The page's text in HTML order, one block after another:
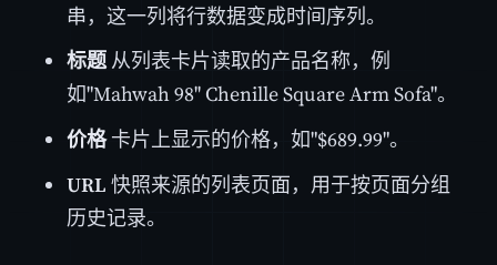
串，这一列将行数据变成时间序列。
标题从列表卡片读取的产品名称，例
如"Mahwah 98'' Chenille Square Arm Sofa"。
价格卡片上显示的价格，如"$689.99"。
URL 快照来源的列表页面，用于按页面分组
历史记录。